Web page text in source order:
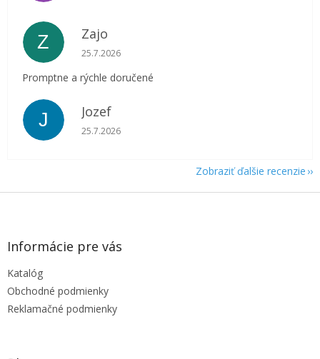
Z Zajo
Hodnotenie obchodu je 5 z 5 hviezdičiek.
25.7.2026
Promptne a rýchle doručené
J Jozef
Hodnotenie obchodu je 5 z 5 hviezdičiek.
25.7.2026
Zobraziť ďalšie recenzie
Z
Informácie pre vás
Katalóg
Obchodné podmienky
Reklamačné podmienky